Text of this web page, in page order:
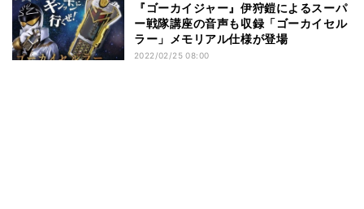
『ゴーカイジャー』伊狩鎧によるスーパ
ー戦隊講座の音声も収録「ゴーカイセル
ラー」メモリアル仕様が登場
2022/02/25 08:00